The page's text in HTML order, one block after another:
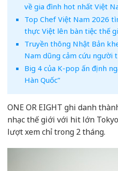
về gia đình hot nhất Việt
Top Chef Việt Nam 2026
thực Việt lên bàn tiệc thế
Truyền thông Nhật Bản
Nam dũng cảm cứu người
Big 4 của K-pop ấn định
Hàn Quốc”
ONE OR EIGHT ghi danh
nhạc thế giới với hit lớn
lượt xem chỉ trong 2 tháng.